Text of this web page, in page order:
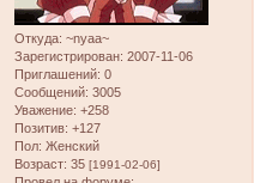
Откуда: ~nyaa~
Зарегистрирован: 2007-11-06
Приглашений: 0
Сообщений: 3005
Уважение: +258
Позитив: +127
Пол: Женский
Возраст: 35 [1991-02-06]